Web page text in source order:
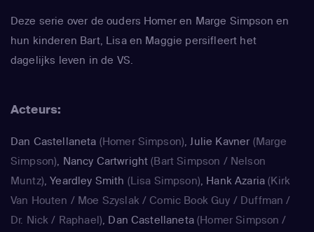
Deze serie over de ouders Homer en Marge Simpson en
hun kinderen Bart, Lisa en Maggie persifleert het
dagelijks leven in de VS.
Acteurs:
Dan Castellaneta (Homer Simpson),Julie Kavner (Marge
Simpson), Nancy Cartwright (Bart Simpson / Nelson
Muntz),Yeardley Smith (Lisa Simpson), Hank Azaria (Kirk
Van Houten / Moe Szyslak / Comic Book Guy / Duffman /
Dr. Nick / Raphael), Dan Castellaneta(Homer Simpson /